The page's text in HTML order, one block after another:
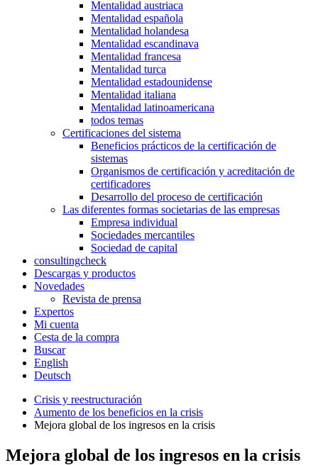
Mentalidad austriaca
Mentalidad española
Mentalidad holandesa
Mentalidad escandinava
Mentalidad francesa
Mentalidad turca
Mentalidad estadounidense
Mentalidad italiana
Mentalidad latinoamericana
todos temas
Certificaciones del sistema
Beneficios prácticos de la certificación de
sistemas
Organismos de certificación y acreditación de
certificadores
Desarrollo del proceso de certificación
Las diferentes formas societarias de las empresas
Empresa individual
Sociedades mercantiles
Sociedad de capital
consultingcheck
Descargas y productos
Novedades
Revista de prensa
Expertos
Mi cuenta
Cesta de la compra
Buscar
English
Deutsch
Crisis y reestructuración
Aumento de los beneficios en la crisis
Mejora global de los ingresos en la crisis
Mejora global de los ingresos en la crisis